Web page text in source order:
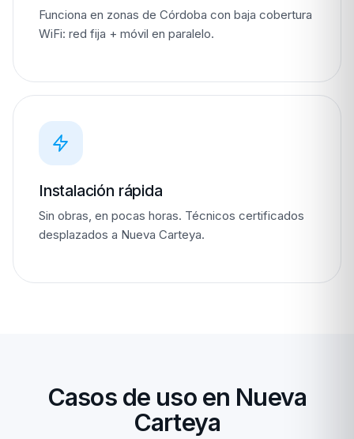
Funciona en zonas de Córdoba con baja cobertura
WiFi: red fija + móvil en paralelo.
Instalación rápida
Sin obras, en pocas horas. Técnicos certificados
desplazados a Nueva Carteya.
Casos de uso en Nueva
Carteya